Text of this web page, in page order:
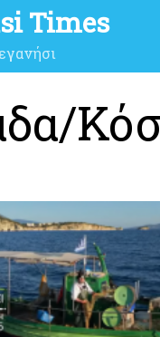
Times